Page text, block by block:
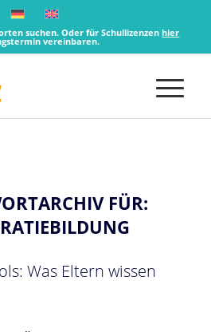
suchen. Oder für Schullizenzenhier
vereinbaren.
FÜR:
Was Eltern wissen